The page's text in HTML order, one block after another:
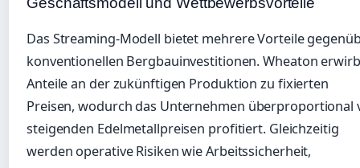
Das Streaming-Modell bietet mehrere Vorteile
konventionellen Bergbauinvestitionen. Wheaton
Anteile an der zukünftigen Produktion zu fixierten
Preisen, wodurch das Unternehmen überproportional
steigenden Edelmetallpreisen profitiert. Gleichzeitig
werden operative Risiken wie Arbeitssicherheit,